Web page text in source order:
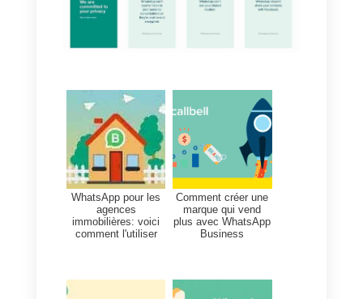
l’obligation d’accepter les termes,
afin de donner aux citoyens et
aux organismes publics eux-
mêmes une chance de
comprendre les implications des
nouvelles règles de WhatsApp.
Ces pressions politiques ont